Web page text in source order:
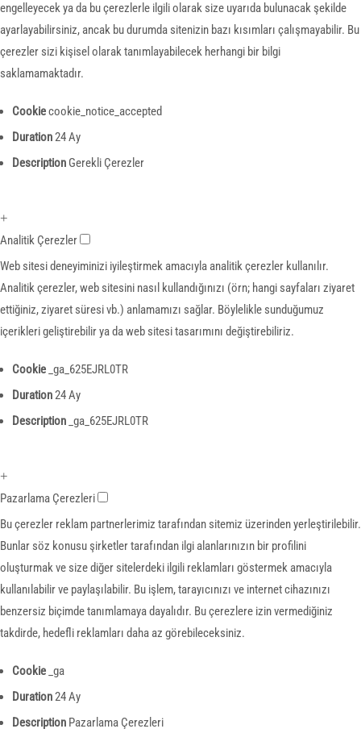
engelleyecek ya da bu çerezlerle ilgili olarak size uyarıda bulunacak şekilde
ayarlayabilirsiniz, ancak bu durumda sitenizin bazı kısımları çalışmayabilir. Bu
çerezler sizi kişisel olarak tanımlayabilecek herhangi bir bilgi
saklamamaktadır.
Cookiecookie_notice_accepted
Duration24 Ay
Description Gerekli Çerezler
+
Analitik Çerezler
Web sitesi deneyiminizi iyileştirmek amacıyla analitik çerezler kullanılır.
Analitik çerezler, web sitesini nasıl kullandığınızı (örn; hangi sayfaları ziyaret
ettiğiniz, ziyaret süresi vb.) anlamamızı sağlar. Böylelikle sunduğumuz
içerikleri geliştirebilir ya da web sitesi tasarımını değiştirebiliriz.
Cookie _ga_625EJRL0TR
Duration24 Ay
Description _ga_625EJRL0TR
+
Pazarlama Çerezleri
Bu çerezler reklam partnerlerimiz tarafından sitemiz üzerinden yerleştirilebilir.
Bunlar söz konusu şirketler tarafından ilgi alanlarınızın bir profilini
oluşturmak ve size diğer sitelerdeki ilgili reklamları göstermek amacıyla
kullanılabilir ve paylaşılabilir. Bu işlem, tarayıcınızı ve internet cihazınızı
benzersiz biçimde tanımlamaya dayalıdır. Bu çerezlere izin vermediğiniz
takdirde, hedefli reklamları daha az görebileceksiniz.
Cookie _ga
Duration24 Ay
Description Pazarlama Çerezleri